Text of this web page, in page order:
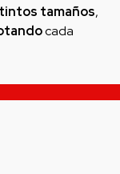
tamaños,
cada